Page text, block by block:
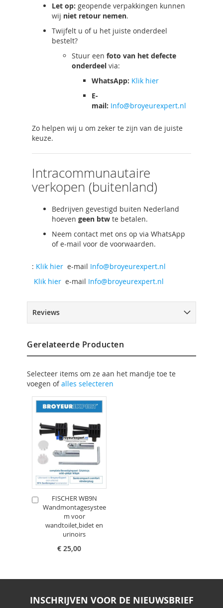
Let op: geopende verpakkingen kunnen
wij niet retour nemen.
Twijfelt u of u het juiste onderdeel
bestelt?
Stuur een foto van het defecte
onderdeel via:
WhatsApp: Klik hier
E-
mail: Info@broyeurexpert.nl
Zo helpen wij u om zeker te zijn van de juiste
keuze.
Intracommunautaire
verkopen (buitenland)
Bedrijven gevestigd buiten Nederland
hoeven geen btw te betalen.
Neem contact met ons op via WhatsApp
of e-mail voor de voorwaarden.
: Klik hier e-mail Info@broyeurexpert.nl
Klik hier e-mail Info@broyeurexpert.nl
Reviews
Gerelateerde Producten
Selecteer items om ze aan het mandje toe te
voegen ofalles selecteren
FISCHER WB9N
Wandmontagesystee
m voor
wandtoilet,bidet en
urinoirs
€ 25,00
Winkelwagen
INSCHRIJVEN VOOR DE NIEUWSBRIEF